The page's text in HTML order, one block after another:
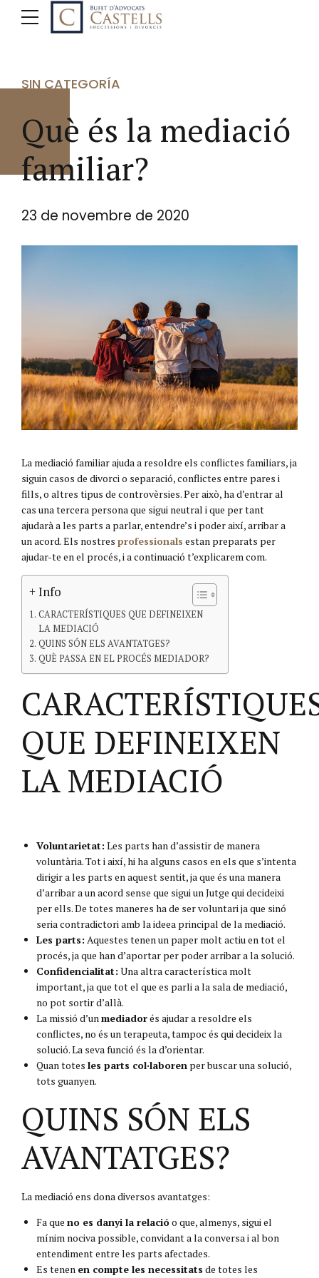
SIN CATEGORÍA
Què és la mediació
familiar?
23 de novembre de 2020
La mediació familiar ajuda a resoldre els conflictes familiars, ja
siguin casos de divorci o separació, conflictes entre pares i
fills, o altres tipus de controvèrsies. Per això, ha d’entrar al
cas una tercera persona que sigui neutral i que per tant
ajudarà a les parts a parlar, entendre’s i poder així, arribar a
un acord. Els nostres professionals estan preparats per
ajudar-te en el procés, i a continuació t’explicarem com.
+ Info
CARACTERÍSTIQUES QUE DEFINEIXEN
LA MEDIACIÓ
QUINS SÓN ELS AVANTATGES?
QUÈ PASSA EN EL PROCÉS MEDIADOR?
QUE DEFINEIXEN
LA MEDIACIÓ
Voluntarietat: Les parts han d’assistir de manera
voluntària. Tot i així, hi ha alguns casos en els que s’intenta
dirigir a les parts en aquest sentit, ja que és una manera
d’arribar a un acord sense que sigui un Jutge qui decideixi
per ells. De totes maneres ha de ser voluntari ja que sinó
seria contradictori amb la ideea principal de la mediació.
Les parts: Aquestes tenen un paper molt actiu en tot el
procés, ja que han d’aportar per poder arribar a la solució.
Confidencialitat: Una altra característica molt
important, ja que tot el que es parli a la sala de mediació,
no pot sortir d’allà.
La missió d’un mediadorés ajudar a resoldre els
conflictes, no és un terapeuta, tampoc és qui decideix la
solució. La seva funció és la d’orientar.
Quan totes les parts col·laboren per buscar una solució,
tots guanyen.
QUINS SÓN ELS
AVANTATGES?
La mediació ens dona diversos avantatges:
Fa que no es danyi la relacióo que, almenys, sigui el
mínim nociva possible, convidant a la conversa i al bon
entendiment entre les parts afectades.
Es tenen en compte les necessitats de totes les